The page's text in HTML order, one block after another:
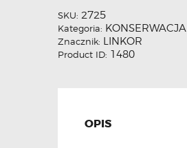
SKU: 2725
Kategoria: KONSERWACJA
Znacznik: LINKOR
Product ID: 1480
OPIS